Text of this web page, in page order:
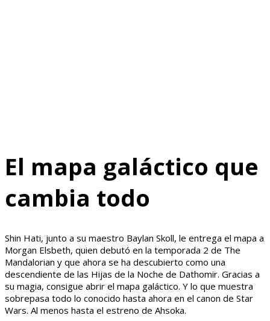
El mapa galáctico que
cambia todo
Shin Hati, junto a su maestro Baylan Skoll, le entrega el mapa a
Morgan Elsbeth, quien debutó en la temporada 2 de The
Mandalorian y que ahora se ha descubierto como una
descendiente de las Hijas de la Noche de Dathomir. Gracias a
su magia, consigue abrir el mapa galáctico. Y lo que muestra
sobrepasa todo lo conocido hasta ahora en el canon de Star
Wars. Al menos hasta el estreno de Ahsoka.